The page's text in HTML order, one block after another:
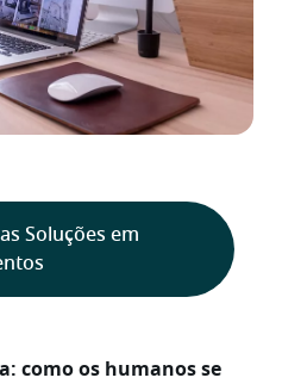
Soluções em
como os humanos se